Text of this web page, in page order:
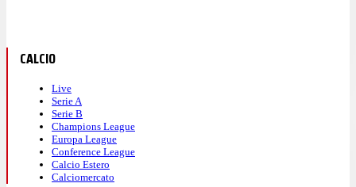
CALCIO
Live
Serie A
Serie B
Champions League
Europa League
Conference League
Calcio Estero
Calciomercato